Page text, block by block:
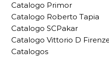
Catalogo Primor
Catalogo Roberto Tapia
Catalogo SCPakar
Catalogo Vittorio D
Catalogos